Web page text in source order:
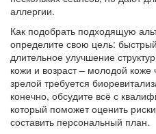
аллергии.
Как подобрать подходящую
определите свою цель:
длительное улучшение
кожи и возраст – молодой коже
зрелой требуется
конечно, обсудите всё с
который поможет оценить
составить персональный план.